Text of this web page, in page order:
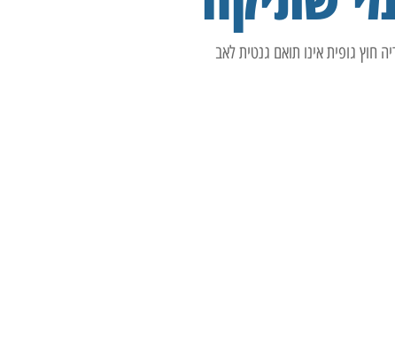
חוץ גופית אינו תואם גנטית לאב